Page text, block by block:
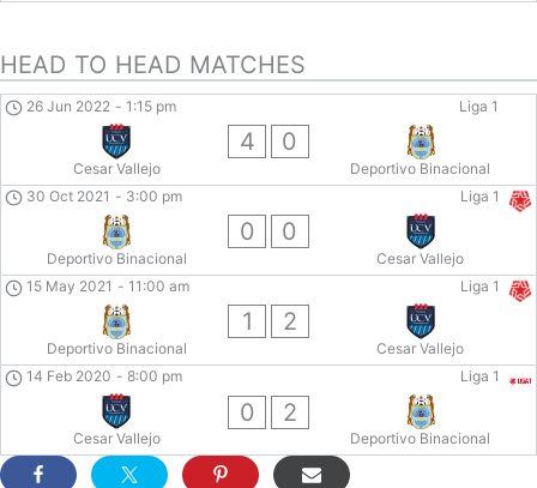
HEAD TO HEAD MATCHES
Liga 1
26 Jun 2022 - 1:15 pm
Cesar Vallejo
4 0
Deportivo Binacional
Liga 1
30 Oct 2021 - 3:00 pm
Deportivo Binacional
0 0
Cesar Vallejo
Liga 1
15 May 2021 - 11:00 am
Deportivo Binacional
1 2
Cesar Vallejo
Liga 1
14 Feb 2020 - 8:00 pm
Cesar Vallejo
0 2
Deportivo Binacional